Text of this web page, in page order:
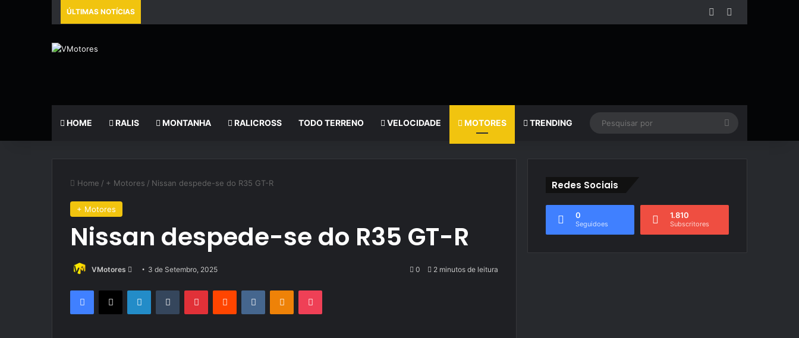
ÚLTIMAS NOTÍCIAS Facebook
HOME RALIS MONTANHA RALICROSS TODO TERRENO VELOCIDADE MOTORES TRENDING
Pesquisar
Home / + Motores / Nissan despede-se do R35 GT-R
+ Motores
Nissan despede-se do R35 GT-R
VMotores
Send
email
3 de Setembro, 2025 0 2 minutos de leitura
Facebook
X LinkedInTumblr PinterestReddit VKontakteOdnoklassniki
Pocket
Redes Sociais
0
Seguidoes
1.810
Subscritores